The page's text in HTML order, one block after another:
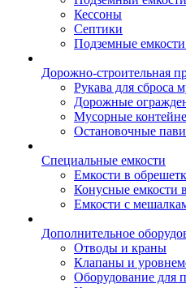
Кессоны
Септики
Подземные
Дорожно-строительная
Рукава для сброса
Дорожные
Мусорные
Остановочные
Специальные емкости
Емкости в
Конусные емкости
Емкости с
Дополнительное
Отводы и краны
Клапаны и
Оборудование для